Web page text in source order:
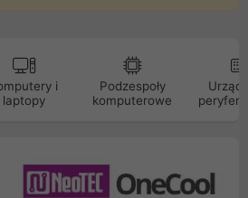
i
laptopy
Podzespoły
komputerowe